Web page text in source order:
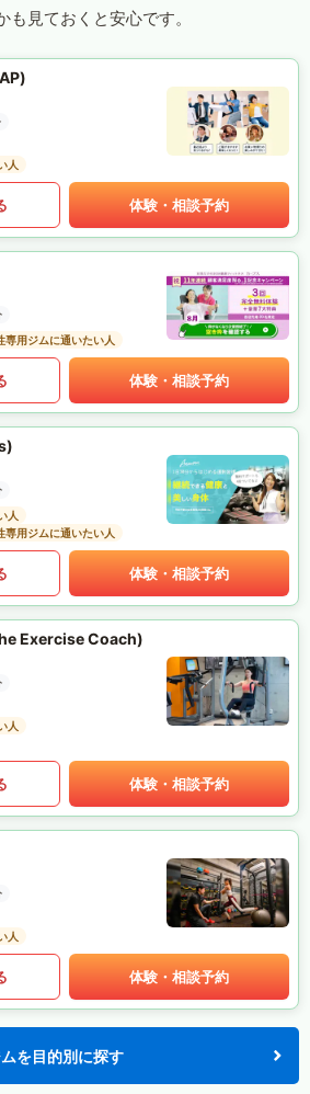
見ておくと安心です。
人
体験・相談予約
専用ジムに通いたい人
体験・相談予約
人
専用ジムに通いたい人
体験・相談予約
Exercise Coach)
人
体験・相談予約
人
体験・相談予約
を目的別に探す